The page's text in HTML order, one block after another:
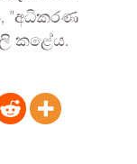
”අධිකරණ
කළේය.